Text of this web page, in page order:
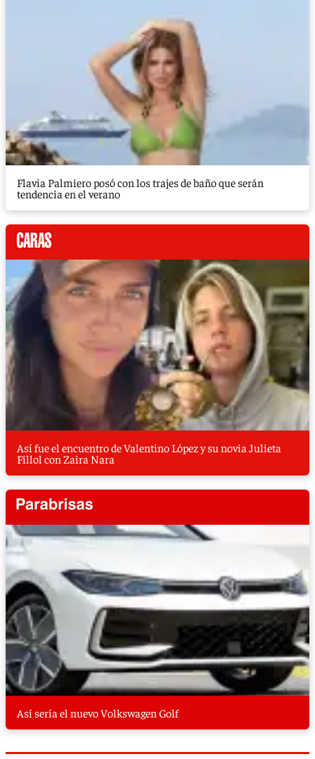
Flavia Palmiero posó con los trajes de baño que serán
tendencia en el verano
Así fue el encuentro de Valentino López y su novia Julieta
Fillol con Zaira Nara
Así sería el nuevo Volkswagen Golf